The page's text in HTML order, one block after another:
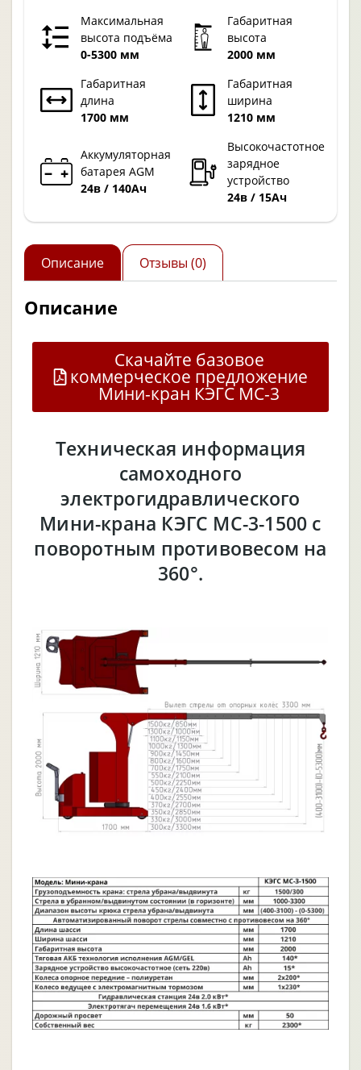
Максимальная
высота подъёма
0-5300 мм
Габаритная
высота
2000 мм
Габаритная
длина
1700 мм
Габаритная
ширина
1210 мм
Аккумуляторная
батарея AGM
24в / 140Ач
Высокочастотное
зарядное
устройство
24в / 15Ач
Описание Отзывы (0)
Описание
Скачайте базовое
коммерческое предложение
Мини-кран КЭГС МС-3
Техническая информация
самоходного
электрогидравлического
Мини-крана КЭГС МС-3-1500 с
поворотным противовесом на
360°.